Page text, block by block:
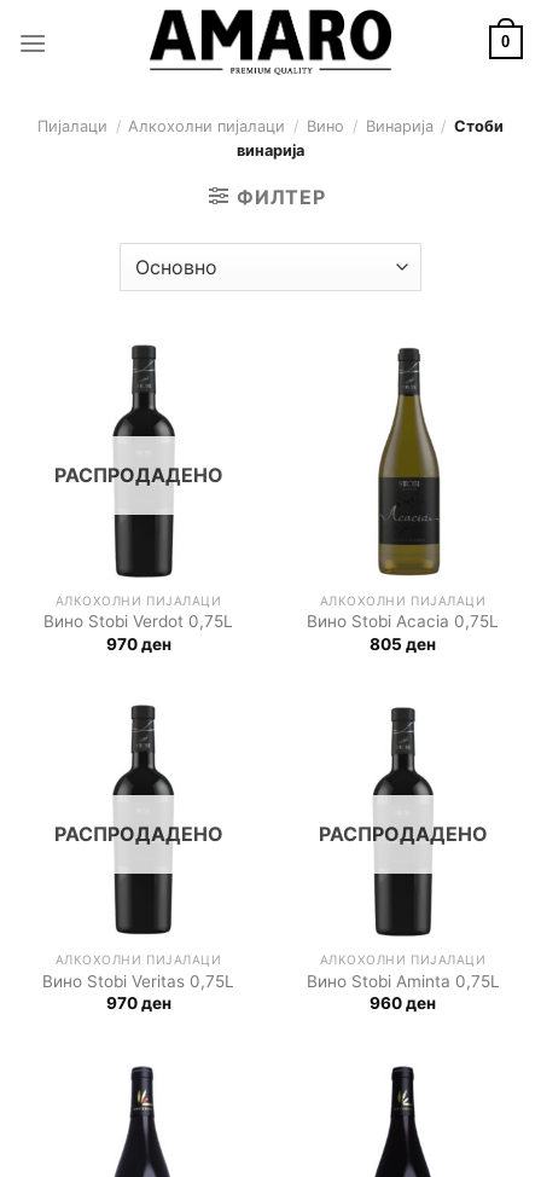
0
Пијалаци / Алкохолни пијалаци / Вино / Винарија / Стоби
винарија
ФИЛТЕР
РАСПРОДАДЕНО
АЛКОХОЛНИ ПИЈАЛАЦИ
Вино Stobi Verdot 0,75L
970ден
АЛКОХОЛНИ ПИЈАЛАЦИ
Вино Stobi Acacia 0,75L
805 ден
РАСПРОДАДЕНО
АЛКОХОЛНИ ПИЈАЛАЦИ
Вино Stobi Veritas 0,75L
970ден
РАСПРОДАДЕНО
АЛКОХОЛНИ ПИЈАЛАЦИ
Вино Stobi Aminta 0,75L
960ден